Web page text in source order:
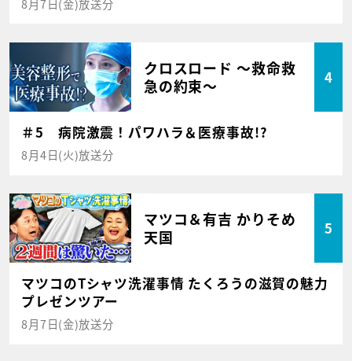
8月7日(金)放送分
クロスロード ～救命救
急の約束～
4
＃5 病院激震！パワハラ＆医療事故!?
8月4日(火)放送分
マツコ＆有吉 かりそめ
天国
5
マツコのTシャツ洗濯事情 たくろうの滋賀の魅力
プレゼンツアー
8月7日(金)放送分